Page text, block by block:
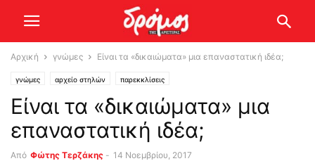
Αρχική γνώμες Είναι τα «δικαιώματα» μια επαναστατική ιδέα;
γνώμες αρχείο στηλών παρεκκλίσεις
Είναι τα «δικαιώματα» μια
επαναστατική ιδέα;
Από Φώτης Τερζάκης - 14 Νοεμβρίου, 2017